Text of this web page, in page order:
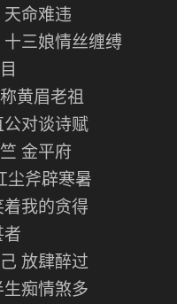
命难违
三娘情丝缠缚
黄眉老祖
对谈诗赋
金平府
尘斧辟寒暑
我的贪得
放肆醉过
痴情煞多